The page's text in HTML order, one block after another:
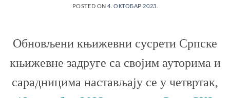
POSTED ON4. ОКТОБАР 2023.
Обновљени књижевни сусрети Српске
књижевне задруге са својим ауторима и
сарадницима настављају се у четвртак,